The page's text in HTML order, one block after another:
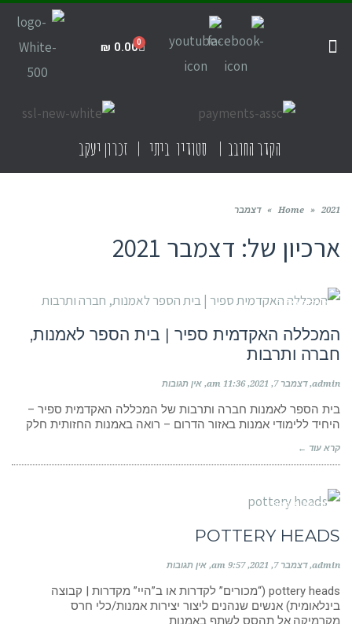
₪ 0.00
הקדר החובב | סטודיו ביתי | זכרון יעקב
Home » 2021
» דצמבר
ארכיון של: דצמבר 2021
מוסדות לימוד
המכללה האקדמית ספיר | בית הספר לאמנות,
חברה ותרבות
admin דצמבר 7, 2021 11:36 am אין תגובות
בית הספר לאמנות חברה ותרבות של המכללה האקדמית ספיר –
היחיד ללימודי אמנות באזור הדרום – רואה באמנות החזותית חלק
קרא עוד ←
קבוצות פייסבוק
POTTERY HEADS
admin דצמבר 7, 2021 9:57 am אין תגובות
pottery heads (“מכורים” לקדרות או ב”היי” מקדרות | קבוצה
בינלאומית) אנשים שנהנים ליצור יצירות אמנות/כלי חרס
מקרמיקה.אל תהסס לשתף באמנות